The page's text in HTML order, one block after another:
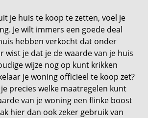
je huis te koop te zetten, voel je
Je wilt immers een goede deal
hebben verkocht dat onder
wist je dat je de waarde van je huis
wijze nog op kunt krikken
je woning officieel te koop zet?
precies welke maatregelen kunt
van je woning een flinke boost
hier dan ook zeker gebruik van